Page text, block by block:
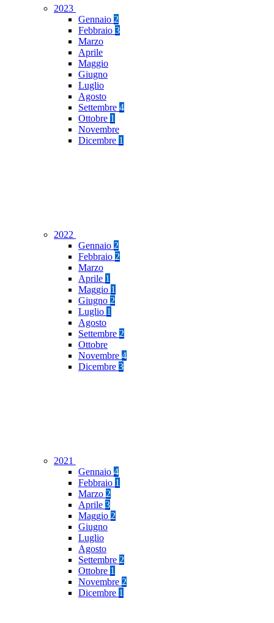
2023
Gennaio 2
Febbraio 3
Marzo
Aprile
Maggio
Giugno
Luglio
Agosto
Settembre 4
Ottobre 1
Novembre
Dicembre 1
2022
Gennaio 2
Febbraio 2
Marzo
Aprile 1
Maggio 1
Giugno 2
Luglio 1
Agosto
Settembre 2
Ottobre
Novembre 4
Dicembre 3
2021
Gennaio 4
Febbraio 1
Marzo 2
Aprile 3
Maggio 2
Giugno
Luglio
Agosto
Settembre 2
Ottobre 1
Novembre 2
Dicembre 1